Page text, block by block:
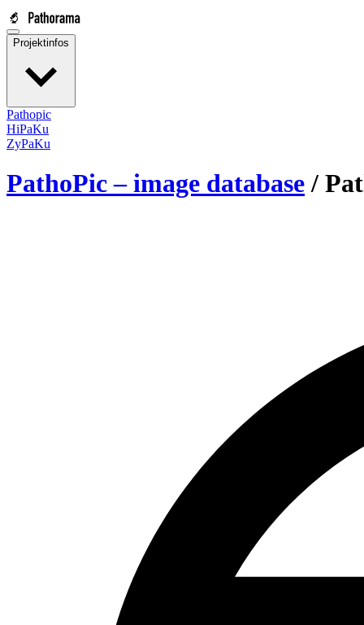
Projektinfos
Pathopic
HiPaKu
ZyPaKu
PathoPic – image database /